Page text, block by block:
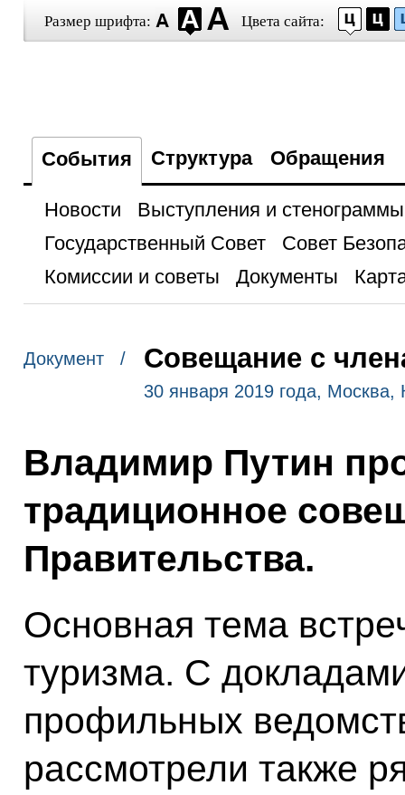
Размер шрифта: Цвета сайта:
События Структура Обращения
Новости
Выступления и стенограммы
Государственный Совет
Совет
Комиссии и советы
Документы
Документ / Совещание с
30 января 2019 года, Москва,
Владимир Путин
традиционное
Правительства.
Основная тема
туризма. С
профильных
рассмотрели также